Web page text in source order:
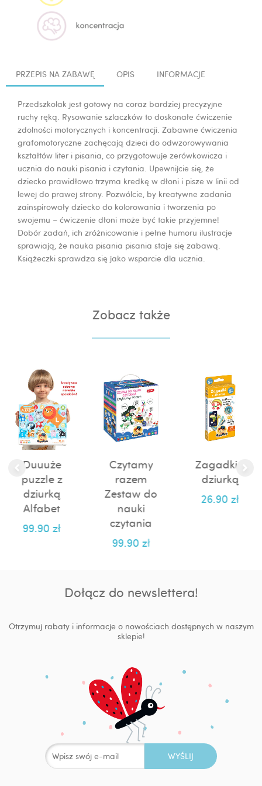
PRZEPIS NA ZABAWĘ OPIS INFORMACJE
Przedszkolak jest gotowy na coraz bardziej precyzyjne
ruchy ręką. Rysowanie szlaczków to doskonałe ćwiczenie
zdolności motorycznych i koncentracji. Zabawne ćwiczenia
grafomotoryczne zachęcają dzieci do odwzorowywania
kształtów liter i pisania, co przygotowuje zerówkowicza i
ucznia do nauki pisania i czytania. Upewnijcie się, że
dziecko prawidłowo trzyma kredkę w dłoni i pisze w linii od
lewej do prawej strony. Pozwólcie, by kreatywne zadania
zainspirowały dziecko do kolorowania i tworzenia po
swojemu – ćwiczenie dłoni może być takie przyjemne!
Dobór zadań, ich zróżnicowanie i pełne humoru ilustracje
sprawiają, że nauka pisania pisania staje się zabawą.
Książeczki sprawdza się jako wsparcie dla ucznia.
Zobacz także
Duuuże
puzzle z
dziurką
Alfabet
99.90 zł
Czytamy
razem
Zestaw do
nauki
czytania
99.90 zł
Zagadki z
dziurką
26.90zł
Dołącz do newslettera!
Otrzymuj rabaty i informacje o nowościach dostępnych w naszym
sklepie!